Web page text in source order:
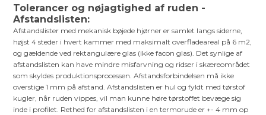
Tolerancer og nøjagtighed af ruden -
Afstandslisten:
Afstandslister med mekanisk bøjede hjørner er samlet langs siderne,
højst 4 steder i hvert kammer med maksimalt overfladeareal på 6 m2,
og gældende ved rektangulære glas (ikke facon glas). Det synlige af
afstandslisten kan have mindre misfarvning og ridser i skæreområdet
som skyldes produktionsprocessen. Afstandsforbindelsen må ikke
overstige 1 mm på afstand. Afstandslisten er hul og fyldt med tørstof
kugler, når ruden vippes, vil man kunne høre tørstoffet bevæge sig
inde i profilet. Rethed for afstandslisten i en termorude er +- 4 mm op